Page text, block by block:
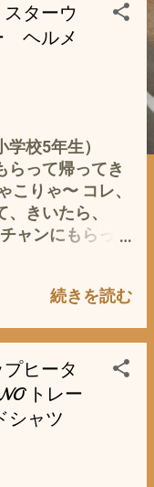
ターウ
ヘルメ
校5年生）
って帰ってき
こりゃ〜 コレ、
きいたら、
ャンにもらっ
なんでもらった
パーが好きだっ
るから あげ
それって、本
のじゃない
（って呼び捨て
無いって」 オイ
続きを読む
ヒータ
トレー
シャツ